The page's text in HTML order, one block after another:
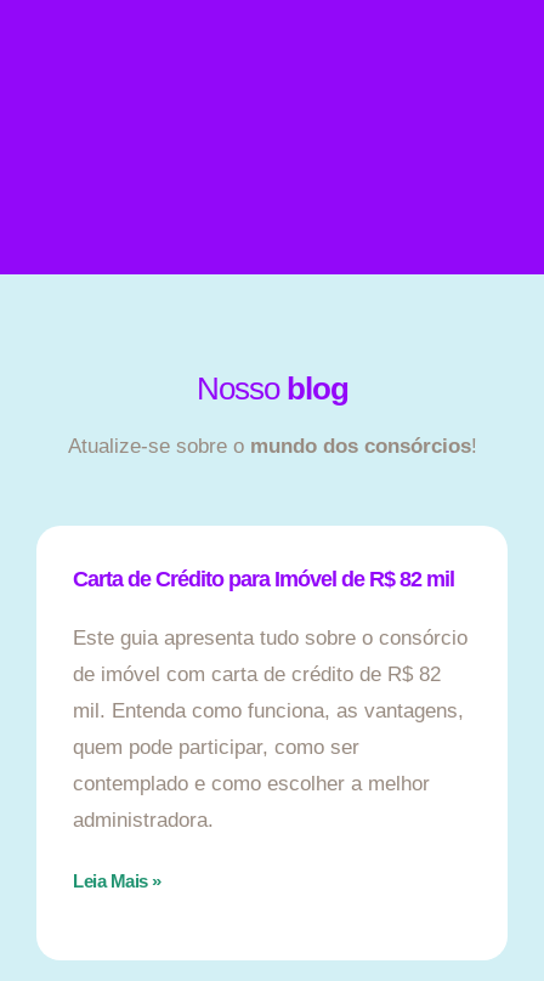
Nosso blog
Atualize-se sobre o mundo dos consórcios!
Carta de Crédito para Imóvel de R$ 82 mil
Este guia apresenta tudo sobre o consórcio
de imóvel com carta de crédito de R$ 82
mil. Entenda como funciona, as vantagens,
quem pode participar, como ser
contemplado e como escolher a melhor
administradora.
Leia Mais »